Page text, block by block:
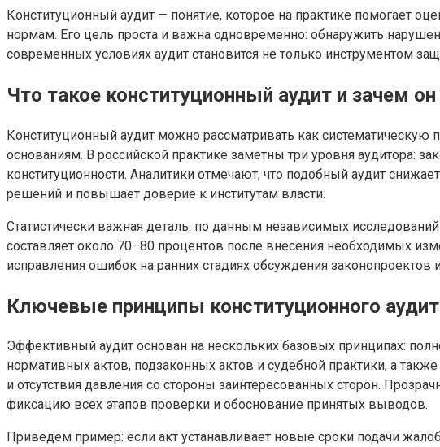
Конституционный аудит — понятие, которое на практике помогает
нормам. Его цель проста и важна одновременно: обнаружить
современных условиях аудит становится не только инструментом
Что такое конституционный аудит и зачем
Конституционный аудит можно рассматривать как
основаниям. В российской практике заметны три уровня
конституционности. Аналитики отмечают, что подобный аудит
решений и повышает доверие к институтам власти.
Статистически важная деталь: по данным независимых
составляет около 70–80 процентов после внесения необходимых
исправления ошибок на ранних стадиях обсуждения законопроектов
Ключевые принципы конституционного
Эффективный аудит основан на нескольких базовых принципах:
нормативных актов, подзаконных актов и судебной практики, а
и отсутствия давления со стороны заинтересованных сторон.
фиксацию всех этапов проверки и обоснование принятых выводов.
Приведем пример: если акт устанавливает новые сроки подачи